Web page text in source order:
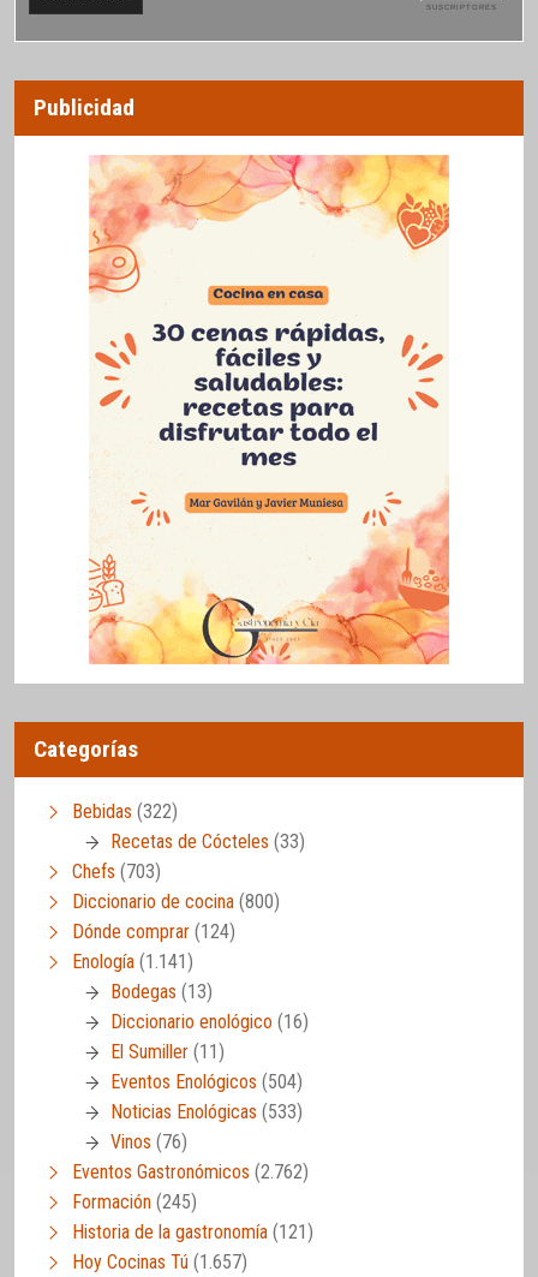
SUSCRIPTORES
Publicidad
Categorías
Bebidas (322)
Recetas de Cócteles (33)
Chefs (703)
Diccionario de cocina (800)
Dónde comprar (124)
Enología (1.141)
Bodegas (13)
Diccionario enológico (16)
El Sumiller (11)
Eventos Enológicos (504)
Noticias Enológicas (533)
Vinos (76)
Eventos Gastronómicos (2.762)
Formación (245)
Historia de la gastronomía (121)
Hoy Cocinas Tú (1.657)